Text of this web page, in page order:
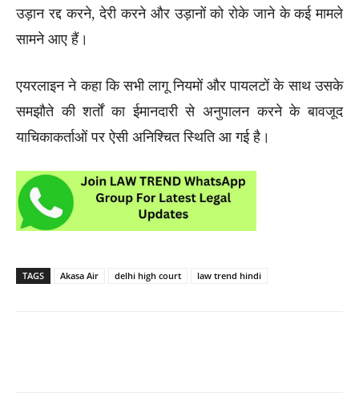
उड़ान रद्द करने, देरी करने और उड़ानों को रोके जाने के कई मामले
सामने आए हैं।
एयरलाइन ने कहा कि सभी लागू नियमों और पायलटों के साथ उसके
समझौते की शर्तों का ईमानदारी से अनुपालन करने के बावजूद
याचिकाकर्ताओं पर ऐसी अनिश्चित स्थिति आ गई है।
TAGS Akasa Air delhi high court law trend hindi